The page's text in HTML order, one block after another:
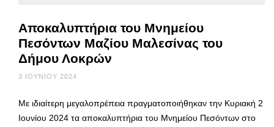
Αποκαλυπτήρια του Μνημείου
Πεσόντων Μαζίου Μαλεσίνας του
Δήμου Λοκρών
3 ΙΟΥΝΊΟΥ 2024
Με ιδιαίτερη μεγαλοπρέπεια πραγματοποιήθηκαν την Κυριακή 2
Ιουνίου 2024 τα αποκαλυπτήρια του Μνημείου Πεσόντων στο